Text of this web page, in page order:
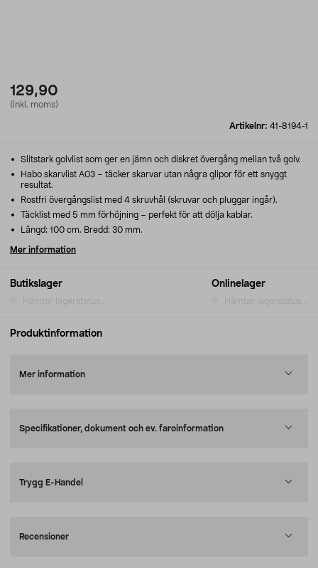
129,90
(inkl. moms)
Artikelnr: 41-8194-1
Butikslager
Hämtar lagerstatus...
Onlinelager
Hämtar lagerstatus...
Slitstark golvlist som ger en jämn och diskret övergång mellan två golv.
Habo skarvlist A03 – täcker skarvar utan några glipor för ett snyggt
resultat.
Rostfri övergångslist med 4 skruvhål (skruvar och pluggar ingår).
Täcklist med 5 mm förhöjning – perfekt för att dölja kablar.
Längd: 100 cm. Bredd: 30 mm.
Mer information
Produktinformation
Mer information
Specifikationer, dokument och ev. faroinformation
Trygg E-Handel
Recensioner